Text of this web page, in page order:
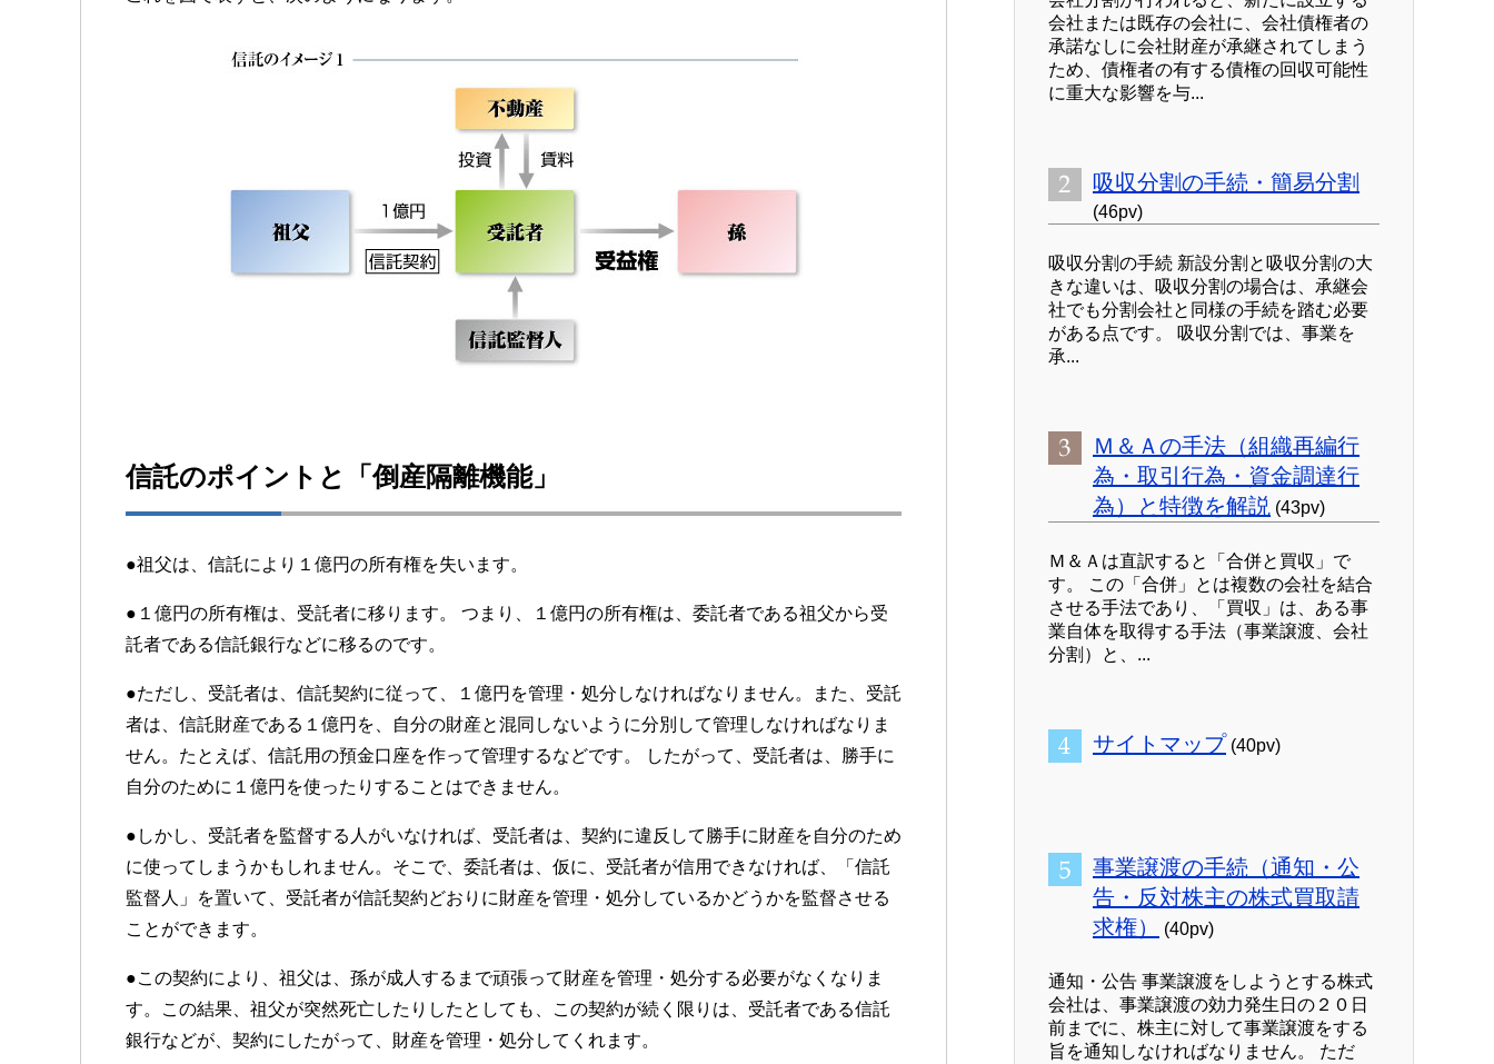
信託のポイントと「倒産隔離機能」
●祖父は、信託により１億円の所有権を失います。
●１億円の所有権は、受託者に移ります。 つまり、１億円の所有権は、委託者である祖父から受
託者である信託銀行などに移るのです。
●ただし、受託者は、信託契約に従って、１億円を管理・処分しなければなりません。また、受託
者は、信託財産である１億円を、自分の財産と混同しないように分別して管理しなければなりま
せん。たとえば、信託用の預金口座を作って管理するなどです。 したがって、受託者は、勝手に
自分のために１億円を使ったりすることはできません。
●しかし、受託者を監督する人がいなければ、受託者は、契約に違反して勝手に財産を自分のため
に使ってしまうかもしれません。そこで、委託者は、仮に、受託者が信用できなければ、「信託
監督人」を置いて、受託者が信託契約どおりに財産を管理・処分しているかどうかを監督させる
ことができます。
●この契約により、祖父は、孫が成人するまで頑張って財産を管理・処分する必要がなくなりま
す。この結果、祖父が突然死亡したりしたとしても、この契約が続く限りは、受託者である信託
銀行などが、契約にしたがって、財産を管理・処分してくれます。
会社または既存の会社に、会社債権者の
承諾なしに会社財産が承継されてしまう
ため、債権者の有する債権の回収可能性
に重大な影響を与...
吸収分割の手続・簡易分割
(46pv)
吸収分割の手続 新設分割と吸収分割の大
きな違いは、吸収分割の場合は、承継会
社でも分割会社と同様の手続を踏む必要
がある点です。 吸収分割では、事業を
承...
Ｍ＆Ａの手法（組織再編行
為・取引行為・資金調達行
為）と特徴を解説 (43pv)
Ｍ＆Ａは直訳すると「合併と買収」で
す。 この「合併」とは複数の会社を結合
させる手法であり、「買収」は、ある事
業自体を取得する手法（事業譲渡、会社
分割）と、...
サイトマップ (40pv)
事業譲渡の手続（通知・公
告・反対株主の株式買取請
求権）
(40pv)
通知・公告 事業譲渡をしようとする株式
会社は、事業譲渡の効力発生日の２０日
前までに、株主に対して事業譲渡をする
旨を通知しなければなりません。 ただ